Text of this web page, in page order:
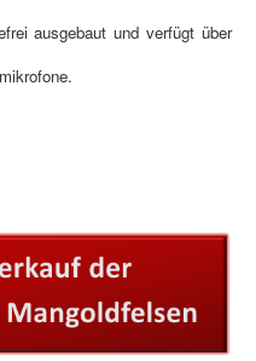
ausgebaut und verfügt über